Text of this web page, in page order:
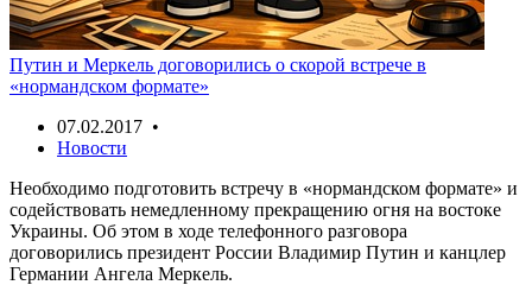
Путин и Меркель договорились о скорой встрече в
«нормандском формате»
07.02.2017 •
Новости
Необходимо подготовить встречу в «нормандском формате» и
содействовать немедленному прекращению огня на востоке
Украины. Об этом в ходе телефонного разговора
договорились президент России Владимир Путин и канцлер
Германии Ангела Меркель.